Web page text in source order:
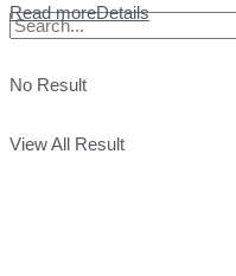
No Result
View All Result
Read moreDetails